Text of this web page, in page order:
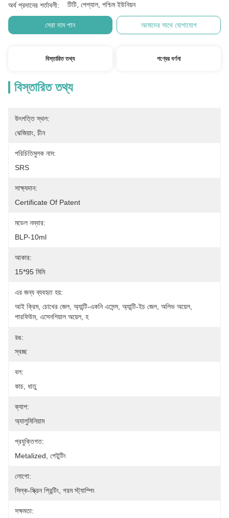
অর্থ প্রদানের শর্তাবলী: টিটি, পেপ্যাল, পশ্চিম ইউনিয়ন
সেরা দাম পান আমাদের সাথে যোগাযোগ
বিস্তারিত তথ্য পণ্যের বর্ণনা
বিস্তারিত তথ্য
উৎপত্তি স্থল:
ঝেজিয়াং, চীন
পরিচিতিমুলক নাম:
SRS
সাক্ষ্যদান:
Certificate Of Patent
মডেল নম্বার:
BLP-10ml
আকার:
15*95 মিমি
এর জন্য ব্যবহৃত হয়:
আই ক্রিম, চোখের জেল, অ্যান্টি-একনি এসেন্স, অ্যান্টি-ইচ জেল, অলিভ অয়েল,
পারফিউম, এসেনশিয়াল অয়েল, হ
রঙ:
স্বচ্ছ
বল:
কাচ, ধাতু
ক্যাপ:
অ্যালুমিনিয়াম
প্রযুক্তিগত:
Metalized, পেইন্টিং
লোগো:
সিল্ক-স্ক্রিন প্রিন্টিং, গরম স্ট্যাম্পিং
সক্ষমতা: